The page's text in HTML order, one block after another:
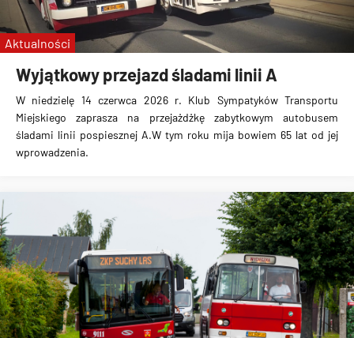
Wyjątkowy przejazd śladami linii A
W niedzielę 14 czerwca 2026 r. Klub Sympatyków Transportu
Miejskiego zaprasza na przejażdżkę zabytkowym autobusem
śladami linii pospiesznej A.W tym roku mija bowiem 65 lat od jej
wprowadzenia.
Aktualności